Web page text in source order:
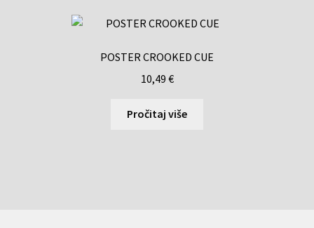
POSTER CROOKED CUE
10,49 €
Pročitaj više